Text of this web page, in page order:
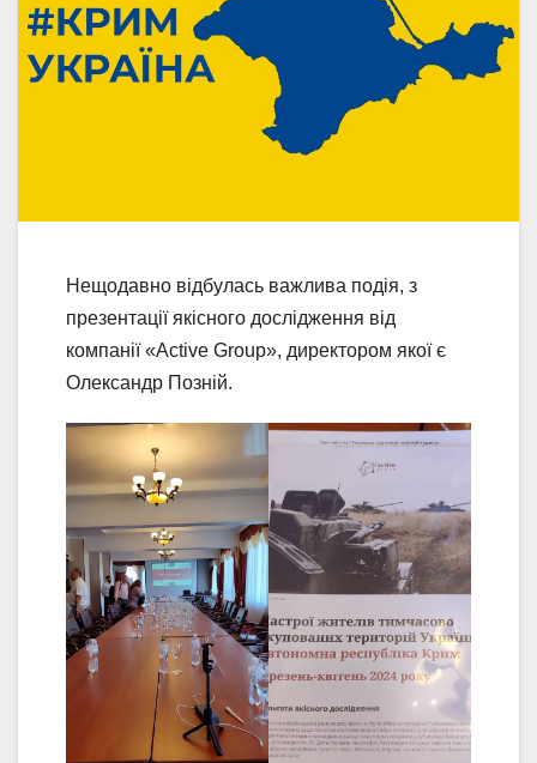
Нещодавно відбулась важлива подія, з
презентації якісного дослідження від
компанії «Active Group», директором якої є
Олександр Позній.